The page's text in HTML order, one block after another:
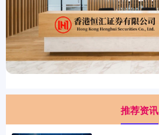
推荐资讯